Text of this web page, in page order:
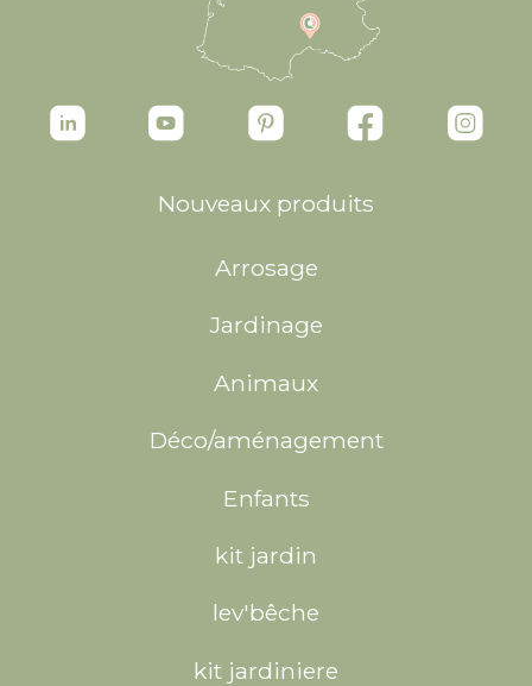
Nouveaux produits
Arrosage
Jardinage
Animaux
Déco/aménagement
Enfants
kit jardin
lev'bêche
kit jardiniere